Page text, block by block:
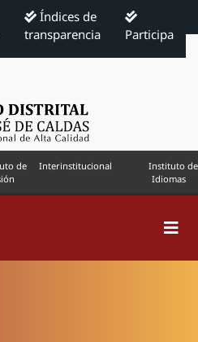
Índices de
transparencia
Participa
de
Interinstitucional
Instituto de
Idiomas